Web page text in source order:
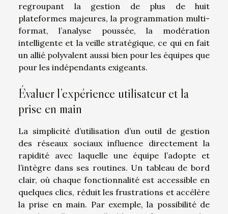
regroupant la gestion de plus de huit
plateformes majeures, la programmation multi-
format, l’analyse poussée, la modération
intelligente et la veille stratégique, ce qui en fait
un allié polyvalent aussi bien pour les équipes que
pour les indépendants exigeants.
Évaluer l’expérience utilisateur et la
prise en main
La simplicité d’utilisation d’un outil de gestion
des réseaux sociaux influence directement la
rapidité avec laquelle une équipe l’adopte et
l’intègre dans ses routines. Un tableau de bord
clair, où chaque fonctionnalité est accessible en
quelques clics, réduit les frustrations et accélère
la prise en main. Par exemple, la possibilité de